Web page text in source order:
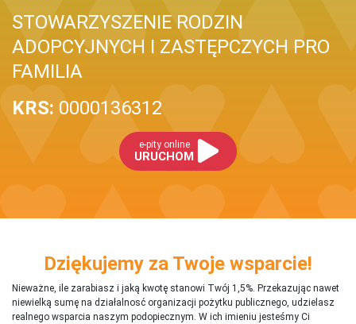
STOWARZYSZENIE RODZIN
ADOPCYJNYCH I ZASTĘPCZYCH PRO
FAMILIA
KRS: 0000136312
e-pity online
URUCHOM
Dziękujemy za Twoje wsparcie!
Nieważne, ile zarabiasz i jaką kwotę stanowi Twój 1,5%. Przekazując nawet
niewielką sumę na działalnosć organizacji pożytku publicznego, udzielasz
realnego wsparcia naszym podopiecznym. W ich imieniu jesteśmy Ci